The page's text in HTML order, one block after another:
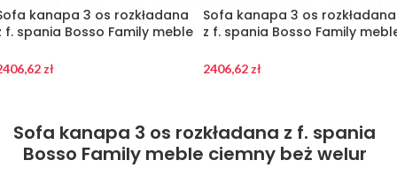
kanapa 3 os rozkładana
f. spania Bosso Family meble
zł
Sofa kanapa 3 os rozkładana
z f. spania Bosso Family
2406,62 zł
Sofa kanapa 3 os rozkładana z f. spania
Bosso Family meble ciemny beż welur